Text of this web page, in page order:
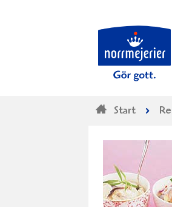
Start